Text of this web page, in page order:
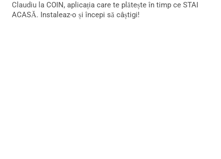
Claudiu la COIN, aplicația care te plătește în timp ce STAI
ACASĂ. Instaleaz-o și începi să câștigi!